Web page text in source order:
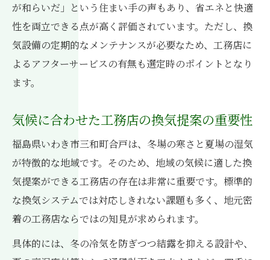
が和らいだ」という住まい手の声もあり、省エネと快適
性を両立できる点が高く評価されています。ただし、換
気設備の定期的なメンテナンスが必要なため、工務店に
よるアフターサービスの有無も選定時のポイントとなり
ます。
気候に合わせた工務店の換気提案の重要性
福島県いわき市三和町合戸は、冬場の寒さと夏場の湿気
が特徴的な地域です。そのため、地域の気候に適した換
気提案ができる工務店の存在は非常に重要です。標準的
な換気システムでは対応しきれない課題も多く、地元密
着の工務店ならではの知見が求められます。
具体的には、冬の冷気を防ぎつつ結露を抑える設計や、